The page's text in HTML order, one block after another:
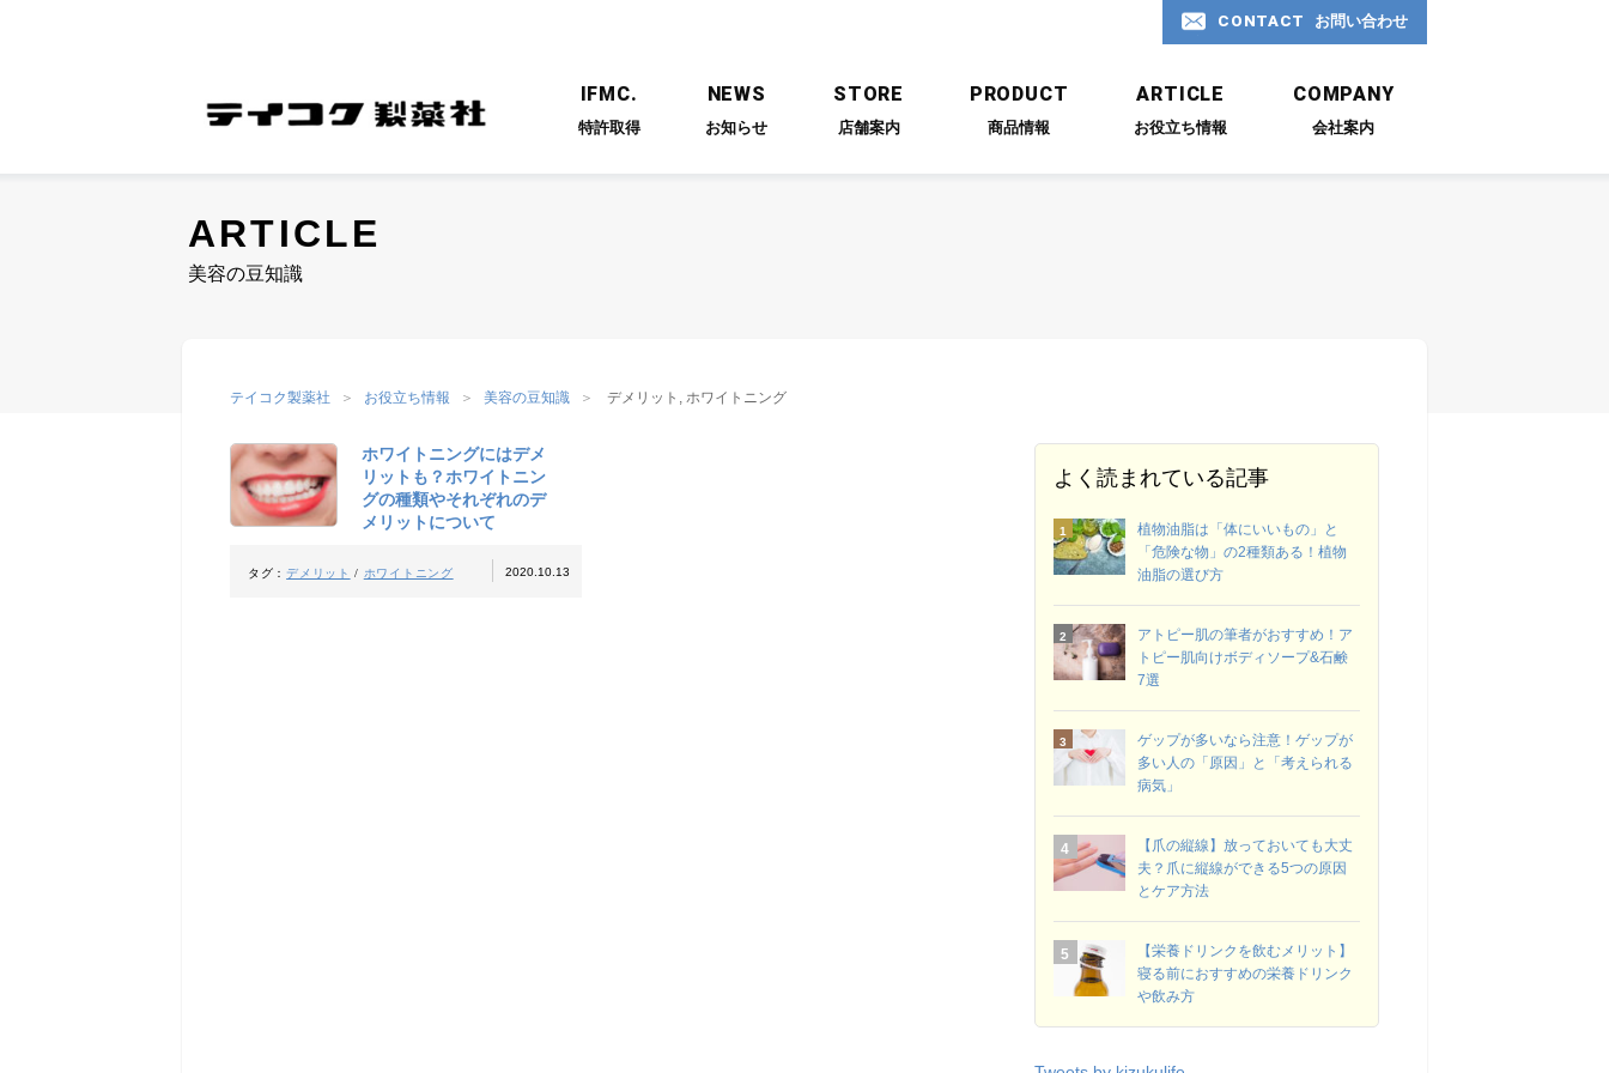
IFMC.
特許取得
NEWS
お知らせ
STORE
店舗案内
PRODUCT
商品情報
ARTICLE
お役立ち情報
COMPANY
会社案内
COMPANY
CONTACT お問い合わせ
06-6577-0966
ARTICLE
美容の豆知識
テイコク製薬社 お役立ち情報 美容の豆知識 デメリット, ホワイトニング
ホワイトニングにはデメ
リットも？ホワイトニン
グの種類やそれぞれのデ
メリットについて
タグ：デメリット / ホワイトニング 2020.10.13
よく読まれている記事
植物油脂は「体にいいもの」と
「危険な物」の2種類ある！植物
油脂の選び方
アトピー肌の筆者がおすすめ！ア
トピー肌向けボディソープ&石鹸
7選
ゲップが多いなら注意！ゲップが
多い人の「原因」と「考えられる
病気」
【爪の縦線】放っておいても大丈
夫？爪に縦線ができる5つの原因
とケア方法
【栄養ドリンクを飲むメリット】
寝る前におすすめの栄養ドリンク
や飲み方